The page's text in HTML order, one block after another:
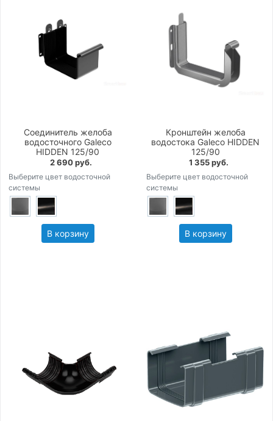
Соединитель желоба
водосточного Galeco
HIDDEN 125/90
2 690 руб.
Выберите цвет водосточной
системы
В корзину
Кронштейн желоба
водостока Galeco HIDDEN
125/90
1 355 руб.
Выберите цвет водосточной
системы
В корзину